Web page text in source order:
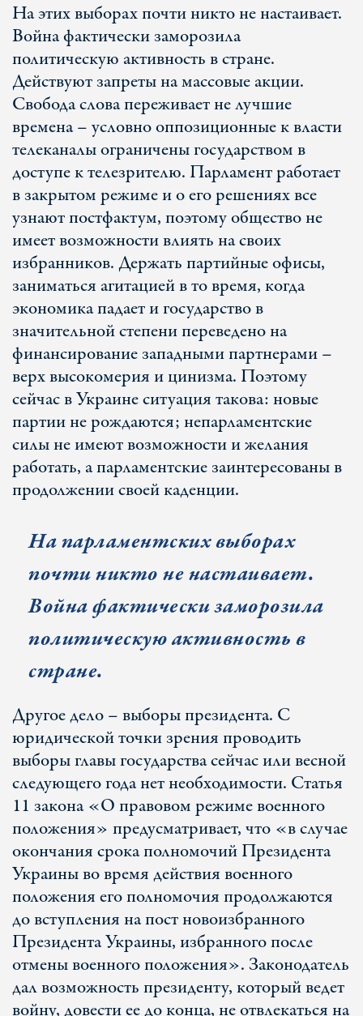
На этих выборах почти никто не настаивает.
Война фактически заморозила
политическую активность в стране.
Действуют запреты на массовые акции.
Свобода слова переживает не лучшие
времена – условно оппозиционные к власти
телеканалы ограничены государством в
доступе к телезрителю. Парламент работает
в закрытом режиме и о его решениях все
узнают постфактум, поэтому общество не
имеет возможности влиять на своих
избранников. Держать партийные офисы,
заниматься агитацией в то время, когда
экономика падает и государство в
значительной степени переведено на
финансирование западными партнерами –
верх высокомерия и цинизма. Поэтому
сейчас в Украине ситуация такова: новые
партии не рождаются; непарламентские
силы не имеют возможности и желания
работать, а парламентские заинтересованы в
продолжении своей каденции.
На парламентских выборах
почти никто не настаивает.
Война фактически заморозила
политическую активность в
стране.
Другое дело – выборы президента. С
юридической точки зрения проводить
выборы главы государства сейчас или весной
следующего года нет необходимости. Статья
11 закона «О правовом режиме военного
положения» предусматривает, что «в случае
окончания срока полномочий Президента
Украины во время действия военного
положения его полномочия продолжаются
до вступления на пост новоизбранного
Президента Украины, избранного после
отмены военного положения». Законодатель
дал возможность президенту, который ведет
войну, довести ее до конца, не отвлекаться на